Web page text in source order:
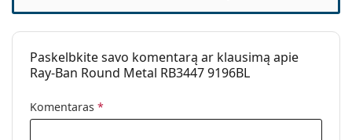
Paskelbkite savo komentarą ar klausimą apie
Ray-Ban Round Metal RB3447 9196BL
Komentaras *